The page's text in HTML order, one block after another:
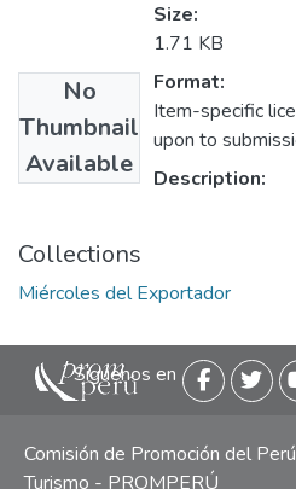
No
Thumbnail
Available
Size:
1.71 KB
Format:
Item-specific
upon to
Description:
Collections
Miércoles del Exportador
Siguenos en
Comisión de Promoción del
Turismo - PROMPERÚ